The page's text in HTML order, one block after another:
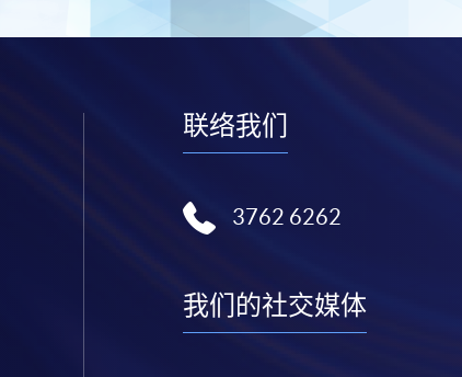
联络我们
3762 6262
我们的社交媒体